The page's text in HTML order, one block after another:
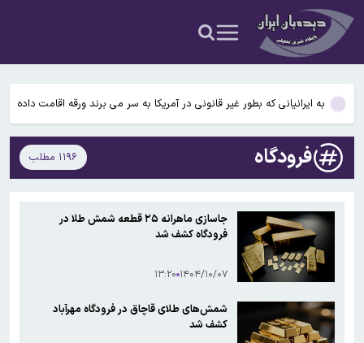
شد
سابقه خدمت برخی کارکنان برای بازنشستگی افزایش می‌یابد/ قانون
دبیر کمیسیون امنیت ملی و سیاست خارجی مجلس: مذاکره با عمان به
معنای باز شدن تنگه هرمز نیست
به ایرانیانی که بطور غیر قانونی در آمریکا به سر می برند ورقه اقامت داده
می‌شود
مصرف لبنیات یک‌چهارم شده اما بازهم شیر را گران می‌ شود
قیمت انواع ارز ۱۵ مردادماه ۱۴۰۵+ جدول قیمت/ دلار ۱۸۸ هزار تومان
سابقه خدمت برخی کارکنان برای بازنشستگی افزایش می‌یابد/ قانون
جدید سن بازنشستگی ۱۴۰۵؛ تغییرات مهم برای مردان، زنان و گروههای
خاص + جدول سنوات مورد نیاز
دبیر کمیسیون امنیت ملی و سیاست خارجی مجلس: مذاکره با عمان به
معنای باز شدن تنگه هرمز نیست
فرودگاه ۱۱۹۶ مطلب
جاسازی ماهرانه ۲۵ قطعه شمش طلا در
فرودگاه کشف شد
۱۴۰۴/۱۰/۰۷ ۱۳:۲۰
شمش‌های طلای قاچاق در فرودگاه مهرآباد
کشف شد